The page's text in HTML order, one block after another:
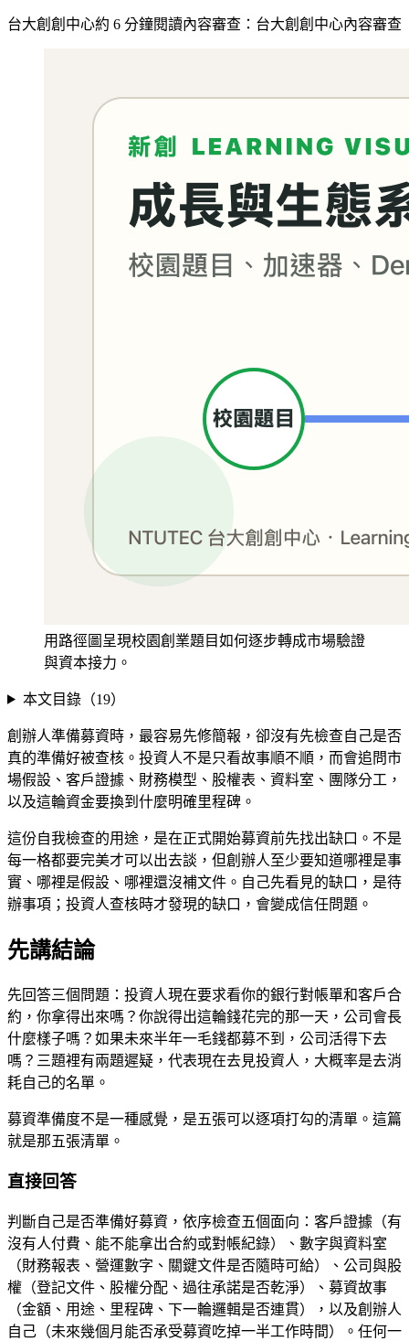
台大創創中心約 6 分鐘閱讀內容審查： 台大創創中心內容審查
用路徑圖呈現校園創業題目如何逐步轉成市場驗證
與資本接力。
本文目錄（19）
創辦人準備募資時，最容易先修簡報，卻沒有先檢查自己是否
真的準備好被查核。投資人不是只看故事順不順，而會追問市
場假設、客戶證據、財務模型、股權表、資料室、團隊分工，
以及這輪資金要換到什麼明確里程碑。
這份自我檢查的用途，是在正式開始募資前先找出缺口。不是
每一格都要完美才可以出去談，但創辦人至少要知道哪裡是事
實、哪裡是假設、哪裡還沒補文件。自己先看見的缺口，是待
辦事項；投資人查核時才發現的缺口，會變成信任問題。
先講結論
先回答三個問題：投資人現在要求看你的銀行對帳單和客戶合
約，你拿得出來嗎？你說得出這輪錢花完的那一天，公司會長
什麼樣子嗎？如果未來半年一毛錢都募不到，公司活得下去
嗎？三題裡有兩題遲疑，代表現在去見投資人，大概率是去消
耗自己的名單。
募資準備度不是一種感覺，是五張可以逐項打勾的清單。這篇
就是那五張清單。
直接回答
判斷自己是否準備好募資，依序檢查五個面向：客戶證據（有
沒有人付費、能不能拿出合約或對帳紀錄）、數字與資料室
（財務報表、營運數字、關鍵文件是否隨時可給）、公司與股
權（登記文件、股權分配、過往承諾是否乾淨）、募資故事
（金額、用途、里程碑、下一輪邏輯是否連貫），以及創辦人
自己（未來幾個月能否承受募資吃掉一半工作時間）。任何一